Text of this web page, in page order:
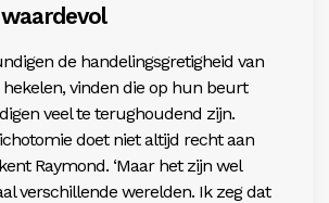
de handelingsgretigheid van
hekelen, vinden die op hun beurt
veel te terughoudend zijn.
doet niet altijd recht aan
Raymond. ‘Maar het zijn wel
verschillende werelden. Ik zeg dat